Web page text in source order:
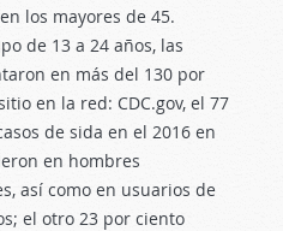
los mayores de 45.
de 13 a 24 años, las
en más del 130 por
en la red: CDC.gov, el 77
de sida en el 2016 en
en hombres
así como en usuarios de
el otro 23 por ciento